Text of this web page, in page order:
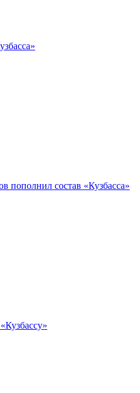
состав «Кузбасса»